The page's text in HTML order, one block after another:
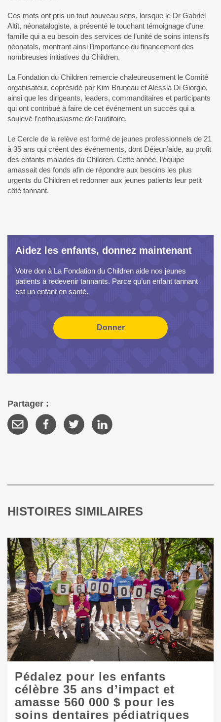
Ces mots ont pris un tout nouveau sens, lorsque le Dr Gabriel
Altit, néonatalogiste, a présenté le touchant témoignage d’une
famille qui a eu besoin des services de l’unité de soins intensifs
néonatals, montrant ainsi l’importance du financement des
nombreuses initiatives du Children.
La Fondation du Children remercie chaleureusement le Comité
organisateur, coprésidé par Kim Bruneau et Alessia Di Giorgio,
ainsi que les dirigeants, leaders, commanditaires et participants
qui ont contribué à faire de cet événement un succès qui a
soulevé l’enthousiasme de l’auditoire.
Le Cercle de la relève est formé de jeunes professionnels de 21
à 35 ans qui créent des événements, dont Déjeun’aide, au profit
des enfants malades du Children. Cette année, l’équipe
amassait des fonds afin de répondre aux besoins les plus
urgents du Children et redonner aux jeunes patients leur petit
côté tannant.
Aidez les enfants, donnez maintenant
Votre don à La Fondation du Children aide nos jeunes
patients à redevenir tannants. Parce qu’un enfant tannant
est un enfant en santé.
Partager :
HISTOIRES SIMILAIRES
Pédalez pour les enfants
célèbre 35 ans d’impact et
amasse 560 000 $ pour les
soins dentaires pédiatriques